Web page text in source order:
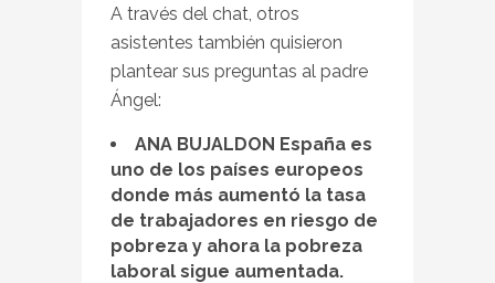
A través del chat, otros
asistentes también quisieron
plantear sus preguntas al padre
Ángel:
ANA BUJALDON España es
uno de los países europeos
donde más aumentó la tasa
de trabajadores en riesgo de
pobreza y ahora la pobreza
laboral sigue aumentada.